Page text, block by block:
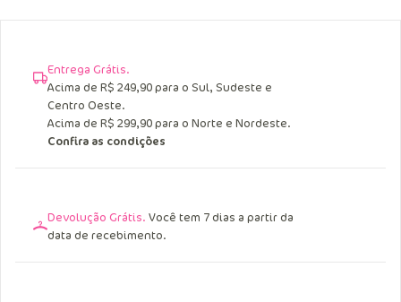
Entrega Grátis.
Acima de R$ 249,90 para o Sul, Sudeste e
Centro Oeste.
Acima de R$ 299,90 para o Norte e Nordeste.
Confira as condições
Devolução Grátis. Você tem 7 dias a partir da
data de recebimento.